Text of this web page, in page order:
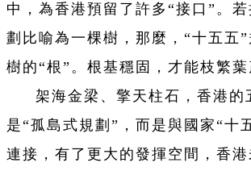
中，為香港預留了許多“接口”。
劃比喻為一棵樹，那麼，“十五五
樹的“根”。根基穩固，才能枝繁葉
架海金梁、擎天柱石，香港的
是“孤島式規劃”，而是與國家“十
連接，有了更大的發揮空間，香